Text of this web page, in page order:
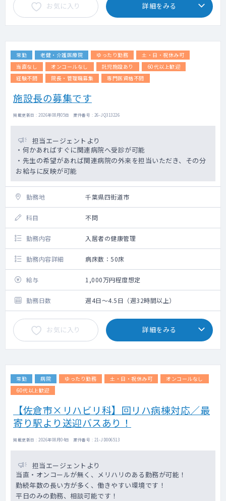
お気に入り 詳細をみる
常勤 老健・介護医療院 ゆったり勤務
土・日・祝休み可
当直なし
オンコールなし 託児施設あり
60代以上歓迎
経験不問
院長・管理職募集 専門医資格不問
施設長の募集です
掲載更新日 : 2026年08月05日 案件番号 : 26-JQ313226
担当エージェントより
・何かあればすぐに関連病院へ受診が可能
・先生の希望があれば関連病院の外来を担当いただき、その分
お給与に反映が可能
勤務地 千葉県四街道市
科目 不問
勤務内容 入居者の健康管理
勤務内容詳細 病床数：50床
給与 1,000万円程度想定
勤務日数 週4日～4.5日（週32時間以上）
お気に入り 詳細をみる
常勤 病院 ゆったり勤務 土・日・祝休み可
オンコールなし
60代以上歓迎
【佐倉市×リハビリ科】回リハ病棟対応／最
寄り駅より送迎バスあり！
掲載更新日 : 2026年08月04日 案件番号 : 21-JD006513
担当エージェントより
当直・オンコールが無く、メリハリのある勤務が可能！
勤続年数の長い方が多く、働きやすい環境です！
平日のみの勤務、相談可能です！